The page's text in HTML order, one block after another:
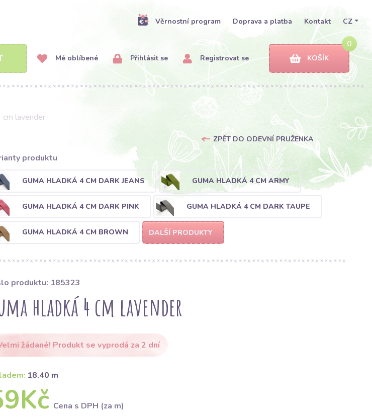
Věrnostní program Doprava a platba Kontakt CZ
Mé oblíbené Přihlásit se Registrovat se
0
KOŠÍK
cm lavender
ZPĚT DO ODEVNÍ PRUŽENKA
produktu
GUMA HLADKÁ 4 CM DARK JEANS GUMA HLADKÁ 4 CM ARMY
GUMA HLADKÁ 4 CM DARK PINK GUMA HLADKÁ 4 CM DARK TAUPE
GUMA HLADKÁ 4 CM BROWN DALŠÍ PRODUKTY
produktu: 185323
hladká 4 cm lavender
žádané! Produkt se vyprodá za 2 dní
18.40 m
Cena s DPH (za m)